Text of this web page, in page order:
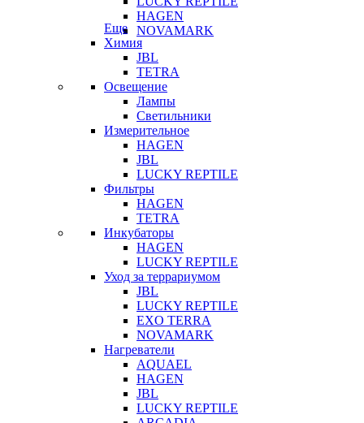
HAGEN
NOVAMARK
Еще
Химия
JBL
TETRA
Освещение
Лампы
Светильники
Измерительное
HAGEN
JBL
LUCKY REPTILE
Фильтры
HAGEN
TETRA
Инкубаторы
HAGEN
LUCKY REPTILE
Уход за террариумом
JBL
LUCKY REPTILE
EXO TERRA
NOVAMARK
Нагреватели
AQUAEL
HAGEN
JBL
LUCKY REPTILE